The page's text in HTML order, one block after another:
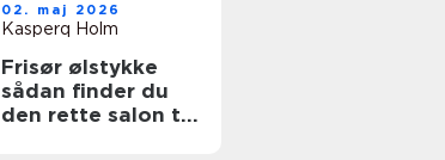
02. maj 2026
Kasperq Holm
Frisør ølstykke
sådan finder du
den rette salon til